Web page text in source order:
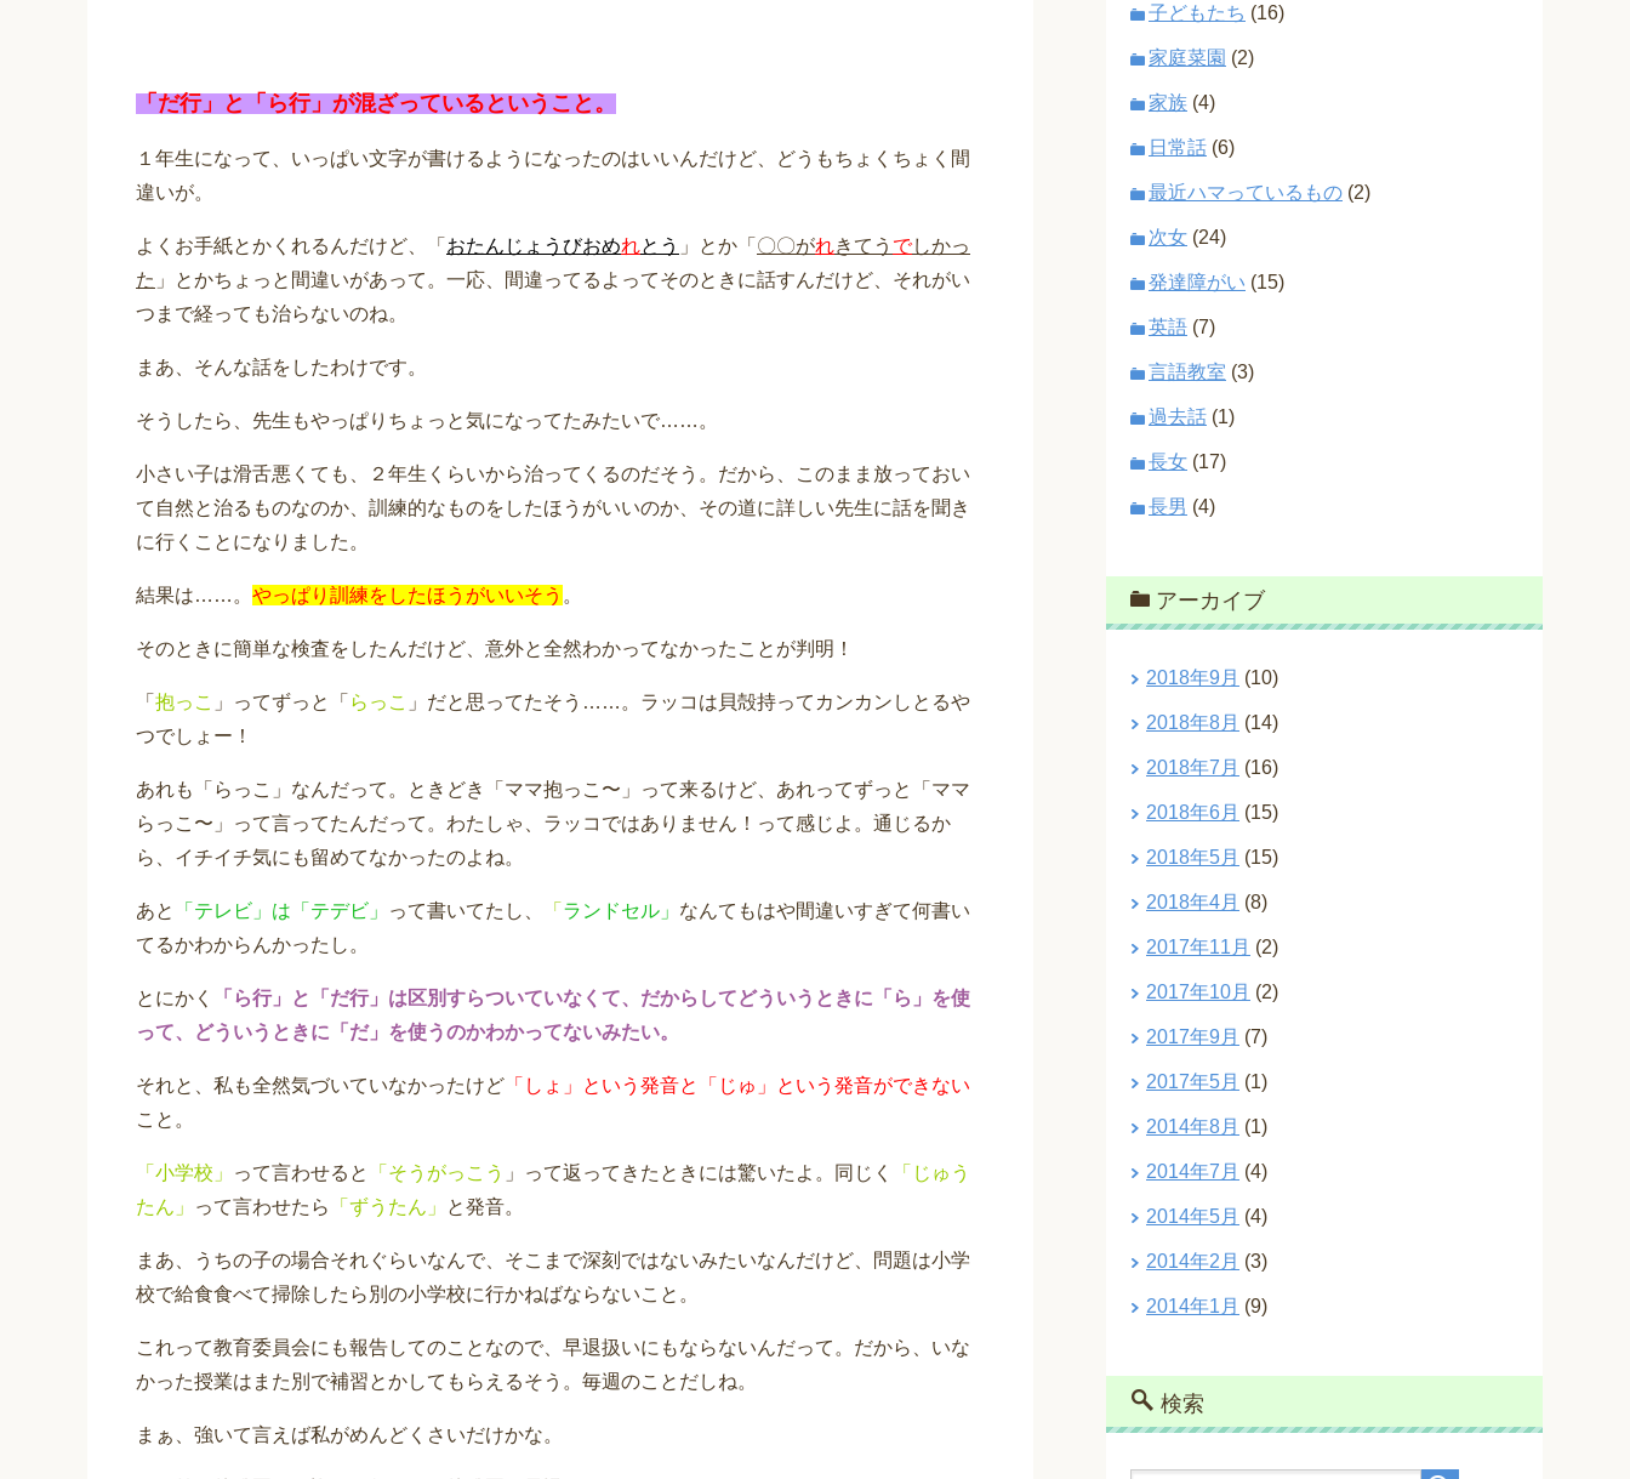
「だ行」と「ら行」が混ざっているということ。
１年生になって、いっぱい文字が書けるようになったのはいいんだけど、どうもちょくちょく間
違いが。
よくお手紙とかくれるんだけど、「 おたんじょうびおめれとう 」とか「 〇〇がれきてう でしかっ
た 」とかちょっと間違いがあって。一応、間違ってるよってそのときに話すんだけど、それがい
つまで経っても治らないのね。
まあ、そんな話をしたわけです。
そうしたら、先生もやっぱりちょっと気になってたみたいで……。
小さい子は滑舌悪くても、２年生くらいから治ってくるのだそう。だから、このまま放っておい
て自然と治るものなのか、訓練的なものをしたほうがいいのか、その道に詳しい先生に話を聞き
に行くことになりました。
結果は……。 やっぱり訓練をしたほうがいいそう 。
そのときに簡単な検査をしたんだけど、意外と全然わかってなかったことが判明！
「 抱っこ 」ってずっと「 らっこ 」だと思ってたそう……。ラッコは貝殻持ってカンカンしとるや
つでしょー！
あれも「らっこ」なんだって。ときどき「ママ抱っこ〜」って来るけど、あれってずっと「ママ
らっこ〜」って言ってたんだって。わたしゃ、ラッコではありません！って感じよ。通じるか
ら、イチイチ気にも留めてなかったのよね。
あと 「テレビ」は「テデビ」 って書いてたし、 「 ランドセル」 なんてもはや間違いすぎて何書い
てるかわからんかったし。
とにかく
「ら行」と「だ行」は区別すらついていなくて、だからしてどういうときに「ら」を使
って、どういうときに「だ」を使うのかわかってないみたい。
それと、私も全然気づいていなかったけど 「しょ」という発音と「じゅ」という発音ができない
こと。
「小学校」 って言わせると 「そうがっこう 」って返ってきたときには驚いたよ。同じく
「じゅう
たん」
って言わせたら 「ずうたん」 と発音。
まあ、うちの子の場合それぐらいなんで、そこまで深刻ではないみたいなんだけど、問題は小学
校で給食食べて掃除したら別の小学校に行かねばならないこと。
これって教育委員会にも報告してのことなので、早退扱いにもならないんだって。だから、いな
かった授業はまた別で補習とかしてもらえるそう。毎週のことだしね。
まぁ、強いて言えば私がめんどくさいだけかな。
子どもたち (16)
家庭菜園 (2)
家族 (4)
日常話 (6)
最近ハマっているもの (2)
次女 (24)
発達障がい (15)
英語 (7)
言語教室 (3)
過去話 (1)
長女 (17)
長男 (4)
アーカイブ
2018年9月 (10)
2018年8月 (14)
2018年7月 (16)
2018年6月 (15)
2018年5月 (15)
2018年4月 (8)
2017年11月 (2)
2017年10月 (2)
2017年9月 (7)
2017年5月 (1)
2014年8月 (1)
2014年7月 (4)
2014年5月 (4)
2014年2月 (3)
2014年1月 (9)
検索